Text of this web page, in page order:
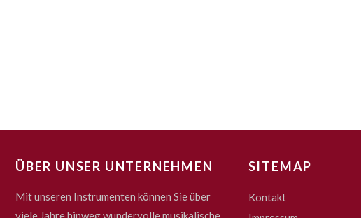
ÜBER UNSER UNTERNEHMEN
Mit unseren Instrumenten können Sie über
viele Jahre hinweg wundervolle musikalische
SITEMAP
Kontakt